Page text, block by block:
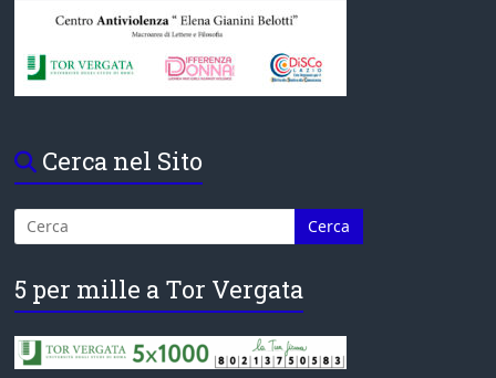
Cerca nel Sito
5 per mille a Tor Vergata